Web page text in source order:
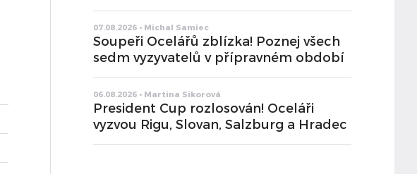
07.08.2026 • Michal Samiec
Soupeři Ocelářů zblízka! Poznej všech
sedm vyzyvatelů v přípravném období
06.08.2026 • Martina Sikorová
President Cup rozlosován! Oceláři
vyzvou Rigu, Slovan, Salzburg a Hradec